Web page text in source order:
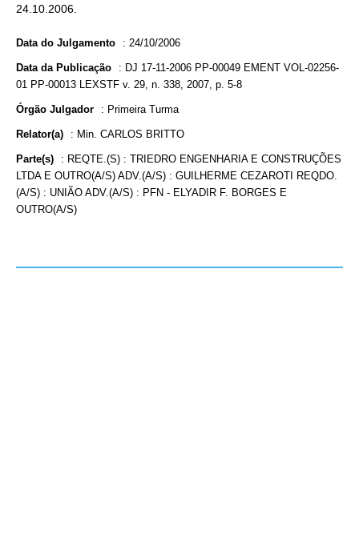
24.10.2006.
Data do Julgamento : 24/10/2006
Data da Publicação : DJ 17-11-2006 PP-00049 EMENT VOL-02256-
01 PP-00013 LEXSTF v. 29, n. 338, 2007, p. 5-8
Órgão Julgador : Primeira Turma
Relator(a) : Min. CARLOS BRITTO
Parte(s) : REQTE.(S) : TRIEDRO ENGENHARIA E CONSTRUÇÕES
LTDA E OUTRO(A/S) ADV.(A/S) : GUILHERME CEZAROTI REQDO.
(A/S) : UNIÃO ADV.(A/S) : PFN - ELYADIR F. BORGES E
OUTRO(A/S)